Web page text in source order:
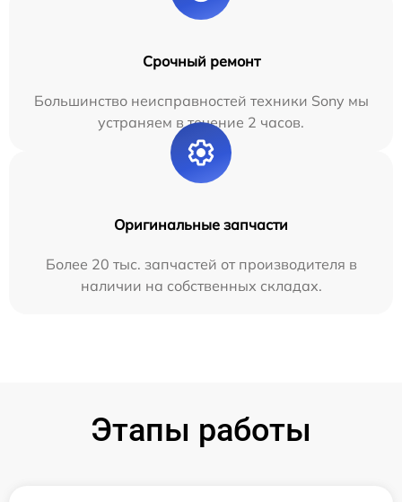
Срочный ремонт
Большинство неисправностей техники Sony мы
устраняем в течение 2 часов.
Оригинальные запчасти
Более 20 тыс. запчастей от производителя в
наличии на собственных складах.
Этапы работы